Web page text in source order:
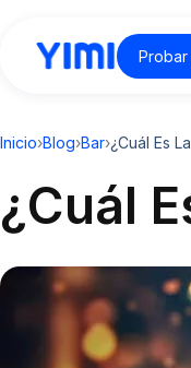
Probar
Inicio›Blog›Bar›¿Cuál Es
¿Cuál